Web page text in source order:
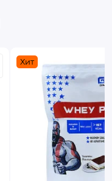
Хит